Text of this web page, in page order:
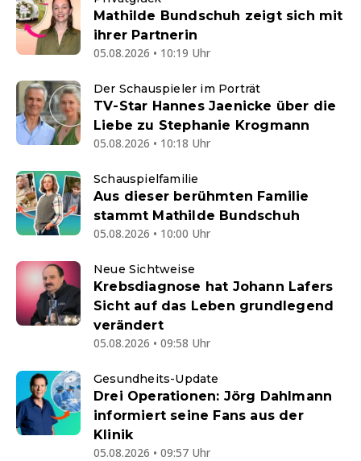
Mathilde Bundschuh zeigt sich mit
ihrer Partnerin
05.08.2026 • 10:19 Uhr
Der Schauspieler im Porträt
TV-Star Hannes Jaenicke über die
Liebe zu Stephanie Krogmann
05.08.2026 • 10:18 Uhr
Schauspielfamilie
Aus dieser berühmten Familie
stammt Mathilde Bundschuh
05.08.2026 • 10:00 Uhr
Neue Sichtweise
Krebsdiagnose hat Johann Lafers
Sicht auf das Leben grundlegend
verändert
05.08.2026 • 09:58 Uhr
Gesundheits-Update
Drei Operationen: Jörg Dahlmann
informiert seine Fans aus der
Klinik
05.08.2026 • 09:57 Uhr